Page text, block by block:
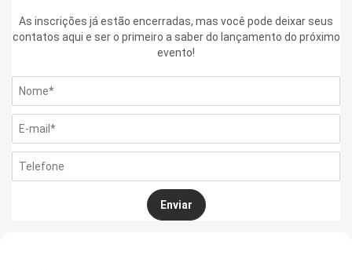
As inscrições já estão encerradas, mas você pode deixar seus
contatos aqui e ser o primeiro a saber do lançamento do próximo
evento!
Enviar